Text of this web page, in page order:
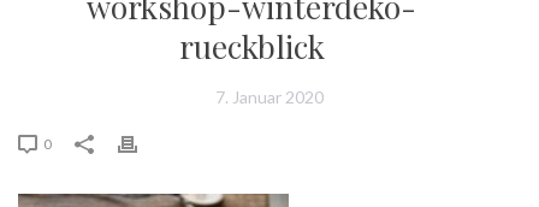
rueckblick
7. Januar 2020
0